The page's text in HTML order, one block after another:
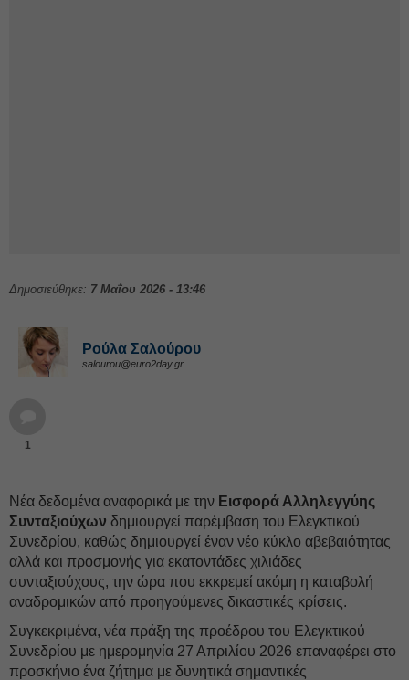
Δημοσιεύθηκε: 7 Μαΐου 2026 - 13:46
Ρούλα Σαλούρου
salourou@euro2day.gr
1
Νέα δεδομένα αναφορικά με την Εισφορά Αλληλεγγύης
Συνταξιούχων δημιουργεί παρέμβαση του Ελεγκτικού
Συνεδρίου, καθώς δημιουργεί έναν νέο κύκλο αβεβαιότητας
αλλά και προσμονής για εκατοντάδες χιλιάδες
συνταξιούχους, την ώρα που εκκρεμεί ακόμη η καταβολή
αναδρομικών από προηγούμενες δικαστικές κρίσεις.
Συγκεκριμένα, νέα πράξη της προέδρου του Ελεγκτικού
Συνεδρίου με ημερομηνία 27 Απριλίου 2026 επαναφέρει στο
προσκήνιο ένα ζήτημα με δυνητικά σημαντικές